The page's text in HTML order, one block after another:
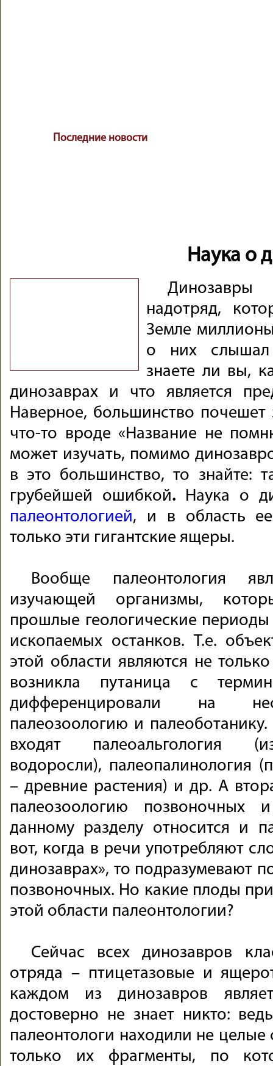
Последние новости
Наука о
надотряд,
Земле
о них
знаете ли вы,
динозаврах и что является
Наверное, большинство почешет
что-то вроде «Название не
может изучать, помимо
в это большинство, то знайте:
грубейшей ошибкой. Наука о
палеонтологией, и в область
только эти гигантские ящеры.
Вообще палеонтология
изучающей организмы,
прошлые геологические
ископаемых останков. Т.е.
этой области являются не
возникла путаница с
дифференцировали на
палеозоологию и
входят палеоальгология
водоросли), палеопалинология
– древние растения) и др. А
палеозоологию позвоночных
данному разделу относится и
вот, когда в речи употребляют
динозаврах», то подразумевают
позвоночных. Но какие плоды
этой области палеонтологии?
Сейчас всех динозавров
отряда – птицетазовые и
каждом из динозавров
достоверно не знает никто:
палеонтологи находили не целые
только их фрагменты, по